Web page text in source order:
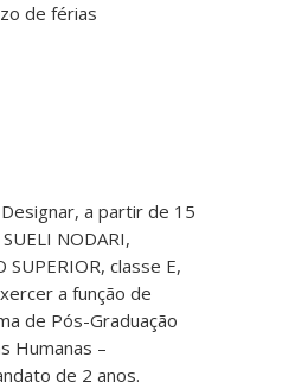
de férias
a partir de 15
NODARI,
SUPERIOR, classe E,
a função de
de Pós-Graduação
Humanas –
de 2 anos.